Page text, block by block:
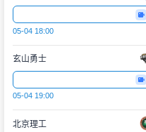
05-04 18:00
玄山勇士
05-04 19:00
北京理工